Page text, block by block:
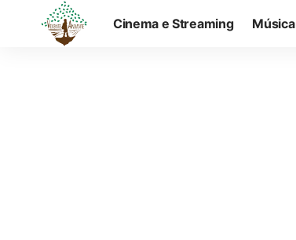
Cinema e Streaming Música